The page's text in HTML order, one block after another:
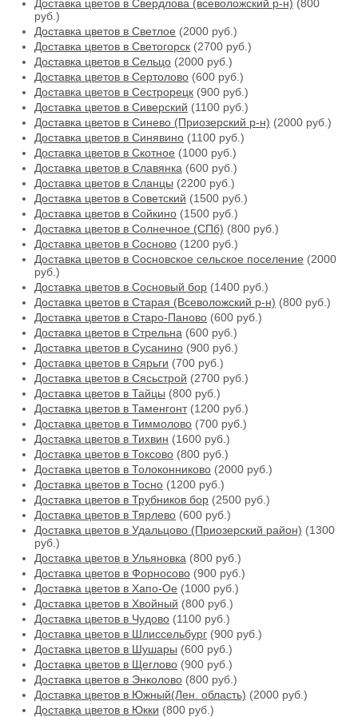
Доставка цветов в Свердлова (всеволожский р-н) (800
руб.)
Доставка цветов в Светлое (2000 руб.)
Доставка цветов в Светогорск (2700 руб.)
Доставка цветов в Сельцо (2000 руб.)
Доставка цветов в Сертолово (600 руб.)
Доставка цветов в Сестрорецк (900 руб.)
Доставка цветов в Сиверский (1100 руб.)
Доставка цветов в Синево (Приозерский р-н) (2000 руб.)
Доставка цветов в Синявино (1100 руб.)
Доставка цветов в Скотное (1000 руб.)
Доставка цветов в Славянка (600 руб.)
Доставка цветов в Сланцы (2200 руб.)
Доставка цветов в Советский (1500 руб.)
Доставка цветов в Сойкино (1500 руб.)
Доставка цветов в Солнечное (СПб) (800 руб.)
Доставка цветов в Сосново (1200 руб.)
Доставка цветов в Сосновское сельское поселение (2000
руб.)
Доставка цветов в Сосновый бор (1400 руб.)
Доставка цветов в Старая (Всеволожский р-н) (800 руб.)
Доставка цветов в Старо-Паново (600 руб.)
Доставка цветов в Стрельна (600 руб.)
Доставка цветов в Сусанино (900 руб.)
Доставка цветов в Сярьги (700 руб.)
Доставка цветов в Сясьстрой (2700 руб.)
Доставка цветов в Тайцы (800 руб.)
Доставка цветов в Таменгонт(1200 руб.)
Доставка цветов в Тиммолово (700 руб.)
Доставка цветов в Тихвин (1600 руб.)
Доставка цветов в Токсово (800 руб.)
Доставка цветов в Толоконниково (2000 руб.)
Доставка цветов в Тосно (1200 руб.)
Доставка цветов в Трубников бор (2500 руб.)
Доставка цветов в Тярлево (600 руб.)
Доставка цветов в Удальцово (Приозерский район) (1300
руб.)
Доставка цветов в Ульяновка (800 руб.)
Доставка цветов в Форносово (900 руб.)
Доставка цветов в Хапо-Ое (1000 руб.)
Доставка цветов в Хвойный (800 руб.)
Доставка цветов в Чудово (1100 руб.)
Доставка цветов в Шлиссельбург (900 руб.)
Доставка цветов в Шушары (600 руб.)
Доставка цветов в Щеглово (900 руб.)
Доставка цветов в Энколово (800 руб.)
Доставка цветов в Южный(Лен. область) (2000 руб.)
Доставка цветов в Юкки (800 руб.)